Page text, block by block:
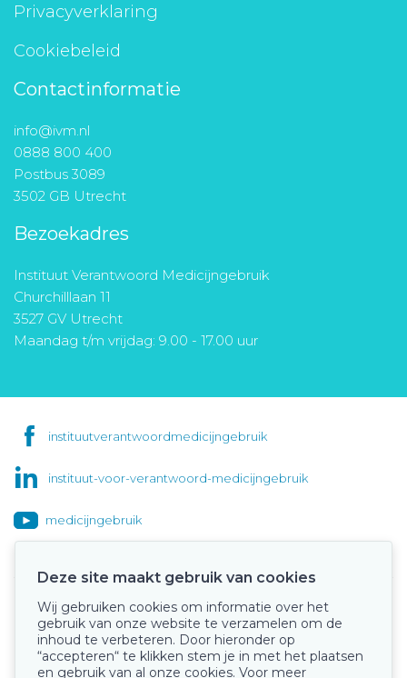
Privacyverklaring
Cookiebeleid
Contactinformatie
info@ivm.nl
0888 800 400
Postbus 3089
3502 GB Utrecht
Bezoekadres
Instituut Verantwoord Medicijngebruik
Churchilllaan 11
3527 GV Utrecht
Maandag t/m vrijdag: 9.00 - 17.00 uur
instituutverantwoordmedicijngebruik
instituut-voor-verantwoord-medicijngebruik
medicijngebruik
Onze keurmerken
Deze site maakt gebruik van cookies
Wij gebruiken cookies om informatie over het
gebruik van onze website te verzamelen om de
inhoud te verbeteren. Door hieronder op
“accepteren“ te klikken stem je in met het plaatsen
en gebruik van al onze cookies. Voor meer